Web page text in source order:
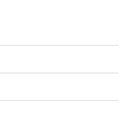
Oberhausen von
zu hieven. 2011
«Nora oder Ein
Seit 2017
Mehrspartenhaus und